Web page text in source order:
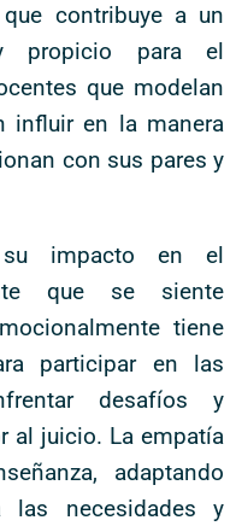
contribuye a un
propicio para el
que modelan
influir en la manera
con sus pares y
impacto en el
que se siente
tiene
participar en las
desafíos y
al juicio. La empatía
adaptando
las necesidades y